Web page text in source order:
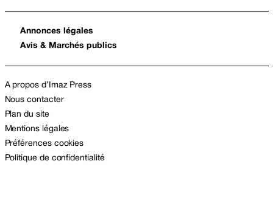
Annonces légales
Avis & Marchés publics
A propos d’Imaz Press
Nous contacter
Plan du site
Mentions légales
Préférences cookies
Politique de confidentialité